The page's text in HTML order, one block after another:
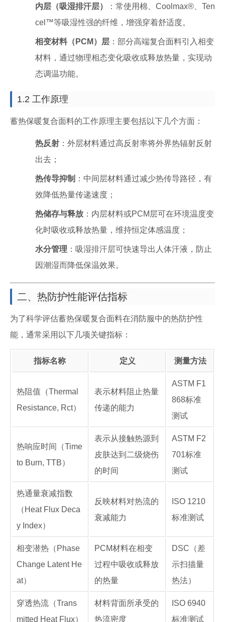
内层（吸湿排汗层）
：常使用棉、Coolmax®、Ten
cel™等吸湿性强的纤维，增强穿着舒适度。
相变材料（PCM）层 ：部分高端复合面料引入相变
材料，通过物理相态变化吸收或释放热量，实现动
态调温功能。
1.2 工作原理
蓄热保暖复合面料的工作原理主要包括以下几个方面：
热反射 ：外层材料通过高反射率将外界热辐射反射
出去；
热传导抑制 ：中间层材料通过减少热传导路径，有
效降低热量传递速度；
热储存与释放 ：内层材料或PCM层可在环境温度变
化时吸收或释放热量，维持恒定体感温度；
水分管理 ：吸湿排汗层可快速导出人体汗液，防止
因潮湿而降低保温效果。
二、热防护性能评估指标
为了科学评估蓄热保暖复合面料在消防服中的热防护性
能，通常采用以下几项关键指标：
指标名称 定义 测量方法
热阻值（Thermal
Resistance, Rct）
表示材料阻止热量
传递的能力
ASTM F1
868标准
测试
热响应时间（Time
to Burn, TTB）
表示从接触热源到
皮肤达到二级烧伤
的时间
ASTM F2
701标准
测试
热通量衰减指数
（Heat Flux Deca
y Index）
反映材料对热流的
衰减能力
ISO 1210
标准测试
相变潜热（Phase
Change Latent He
at）
PCM材料在相变
过程中吸收或释放
的热量
DSC（差
示扫描量
热法）
穿透热流（Trans
mitted Heat Flux）
材料背面所承受的
热流密度
ISO 6940
标准测试